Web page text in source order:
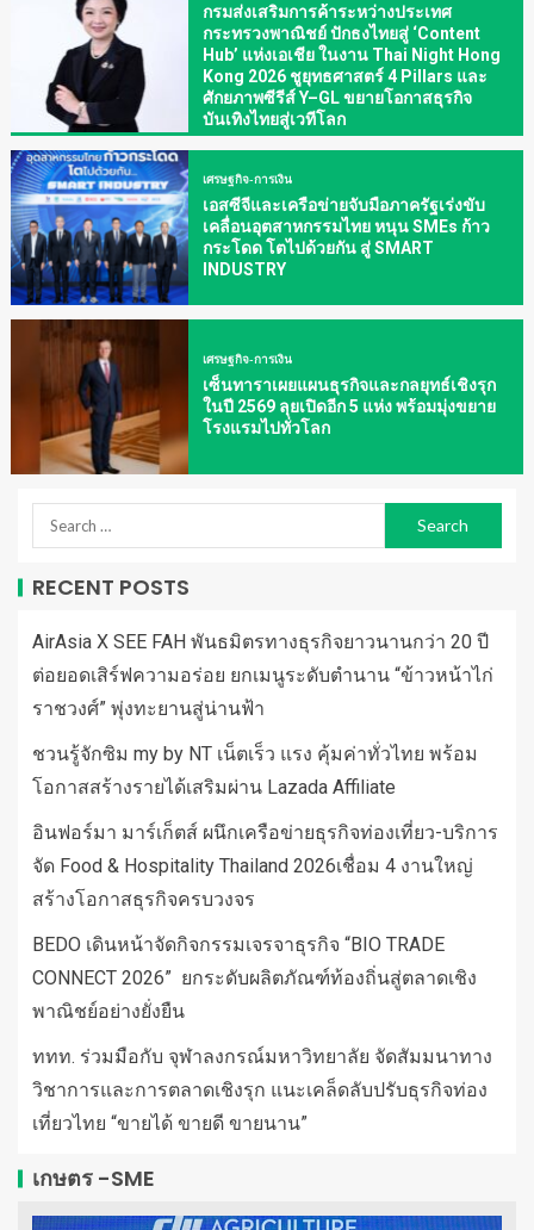
กรมส่งเสริมการค้าระหว่างประเทศ
กระทรวงพาณิชย์ ปักธงไทยสู่ ‘Content
Hub’ แห่งเอเชีย ในงาน Thai Night Hong
Kong 2026 ชูยุทธศาสตร์ 4 Pillars และ
ศักยภาพซีรีส์ Y–GL ขยายโอกาสธุรกิจ
บันเทิงไทยสู่เวทีโลก
เศรษฐกิจ-การเงิน
เอสซีจีและเครือข่ายจับมือภาครัฐเร่งขับ
เคลื่อนอุตสาหกรรมไทย หนุน SMEs ก้าว
กระโดด โตไปด้วยกัน สู่ SMART
INDUSTRY
เศรษฐกิจ-การเงิน
เซ็นทาราเผยแผนธุรกิจและกลยุทธ์เชิงรุก
ในปี 2569 ลุยเปิดอีก 5 แห่ง พร้อมมุ่งขยาย
โรงแรมไปทั่วโลก
RECENT POSTS
AirAsia X SEE FAH พันธมิตรทางธุรกิจยาวนานกว่า 20 ปี
ต่อยอดเสิร์ฟความอร่อย ยกเมนูระดับตำนาน “ข้าวหน้าไก่
ราชวงศ์” พุ่งทะยานสู่น่านฟ้า
ชวนรู้จักซิม my by NT เน็ตเร็ว แรง คุ้มค่าทั่วไทย พร้อม
โอกาสสร้างรายได้เสริมผ่าน Lazada Affiliate
อินฟอร์มา มาร์เก็ตส์ ผนึกเครือข่ายธุรกิจท่องเที่ยว-บริการ
จัด Food & Hospitality Thailand 2026เชื่อม 4 งานใหญ่
สร้างโอกาสธุรกิจครบวงจร
BEDO เดินหน้าจัดกิจกรรมเจรจาธุรกิจ “BIO TRADE
CONNECT 2026” ยกระดับผลิตภัณฑ์ท้องถิ่นสู่ตลาดเชิง
พาณิชย์อย่างยั่งยืน
ททท. ร่วมมือกับ จุฬาลงกรณ์มหาวิทยาลัย จัดสัมมนาทาง
วิชาการและการตลาดเชิงรุก แนะเคล็ดลับปรับธุรกิจท่อง
เที่ยวไทย “ขายได้ ขายดี ขายนาน”
เกษตร -SME